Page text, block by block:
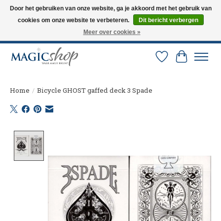
Altijd de nieuwste trucs op voorraad. Snelle verzending via PostNL en DHL.
Langskomen in onze winkel? Bel of mail om een afspraak te maken. 0251-
Verlanglijst
Home / Bicycle GHOST gaffed deck 3 Spade
Door het gebruiken van onze website, ga je akkoord met het gebruik van
cookies om onze website te verbeteren.
Dit bericht verbergen
Meer over cookies »